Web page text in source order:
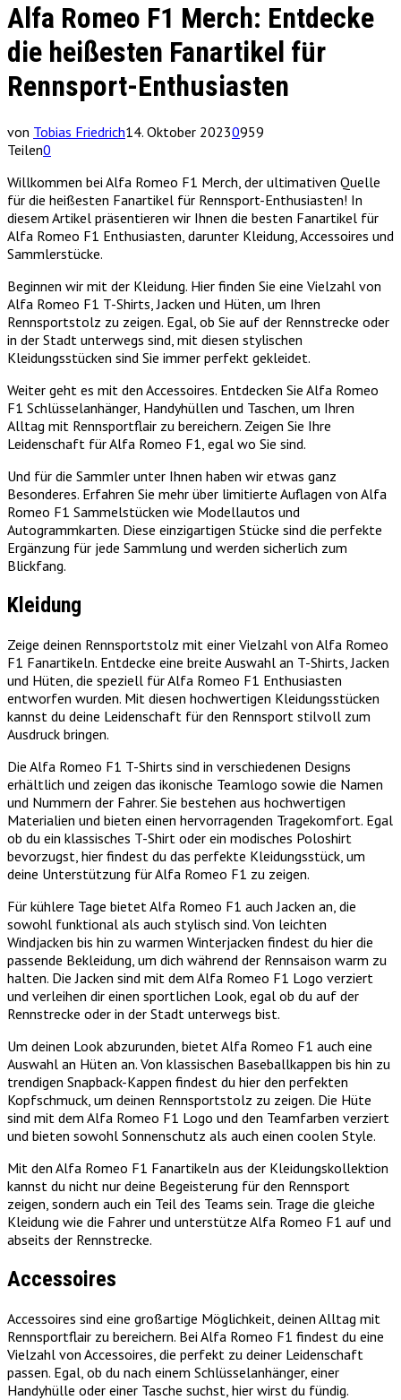
Alfa Romeo F1 Merch: Entdecke
die heißesten Fanartikel für
Rennsport-Enthusiasten
von Tobias Friedrich14. Oktober 20230959
Teilen0
Willkommen bei Alfa Romeo F1 Merch, der ultimativen Quelle
für die heißesten Fanartikel für Rennsport-Enthusiasten! In
diesem Artikel präsentieren wir Ihnen die besten Fanartikel für
Alfa Romeo F1 Enthusiasten, darunter Kleidung, Accessoires und
Sammlerstücke.
Beginnen wir mit der Kleidung. Hier finden Sie eine Vielzahl von
Alfa Romeo F1 T-Shirts, Jacken und Hüten, um Ihren
Rennsportstolz zu zeigen. Egal, ob Sie auf der Rennstrecke oder
in der Stadt unterwegs sind, mit diesen stylischen
Kleidungsstücken sind Sie immer perfekt gekleidet.
Weiter geht es mit den Accessoires. Entdecken Sie Alfa Romeo
F1 Schlüsselanhänger, Handyhüllen und Taschen, um Ihren
Alltag mit Rennsportflair zu bereichern. Zeigen Sie Ihre
Leidenschaft für Alfa Romeo F1, egal wo Sie sind.
Und für die Sammler unter Ihnen haben wir etwas ganz
Besonderes. Erfahren Sie mehr über limitierte Auflagen von Alfa
Romeo F1 Sammelstücken wie Modellautos und
Autogrammkarten. Diese einzigartigen Stücke sind die perfekte
Ergänzung für jede Sammlung und werden sicherlich zum
Blickfang.
Kleidung
Zeige deinen Rennsportstolz mit einer Vielzahl von Alfa Romeo
F1 Fanartikeln. Entdecke eine breite Auswahl an T-Shirts, Jacken
und Hüten, die speziell für Alfa Romeo F1 Enthusiasten
entworfen wurden. Mit diesen hochwertigen Kleidungsstücken
kannst du deine Leidenschaft für den Rennsport stilvoll zum
Ausdruck bringen.
Die Alfa Romeo F1 T-Shirts sind in verschiedenen Designs
erhältlich und zeigen das ikonische Teamlogo sowie die Namen
und Nummern der Fahrer. Sie bestehen aus hochwertigen
Materialien und bieten einen hervorragenden Tragekomfort. Egal
ob du ein klassisches T-Shirt oder ein modisches Poloshirt
bevorzugst, hier findest du das perfekte Kleidungsstück, um
deine Unterstützung für Alfa Romeo F1 zu zeigen.
Für kühlere Tage bietet Alfa Romeo F1 auch Jacken an, die
sowohl funktional als auch stylisch sind. Von leichten
Windjacken bis hin zu warmen Winterjacken findest du hier die
passende Bekleidung, um dich während der Rennsaison warm zu
halten. Die Jacken sind mit dem Alfa Romeo F1 Logo verziert
und verleihen dir einen sportlichen Look, egal ob du auf der
Rennstrecke oder in der Stadt unterwegs bist.
Um deinen Look abzurunden, bietet Alfa Romeo F1 auch eine
Auswahl an Hüten an. Von klassischen Baseballkappen bis hin zu
trendigen Snapback-Kappen findest du hier den perfekten
Kopfschmuck, um deinen Rennsportstolz zu zeigen. Die Hüte
sind mit dem Alfa Romeo F1 Logo und den Teamfarben verziert
und bieten sowohl Sonnenschutz als auch einen coolen Style.
Mit den Alfa Romeo F1 Fanartikeln aus der Kleidungskollektion
kannst du nicht nur deine Begeisterung für den Rennsport
zeigen, sondern auch ein Teil des Teams sein. Trage die gleiche
Kleidung wie die Fahrer und unterstütze Alfa Romeo F1 auf und
abseits der Rennstrecke.
Accessoires
Accessoires sind eine großartige Möglichkeit, deinen Alltag mit
Rennsportflair zu bereichern. Bei Alfa Romeo F1 findest du eine
Vielzahl von Accessoires, die perfekt zu deiner Leidenschaft
passen. Egal, ob du nach einem Schlüsselanhänger, einer
Handyhülle oder einer Tasche suchst, hier wirst du fündig.